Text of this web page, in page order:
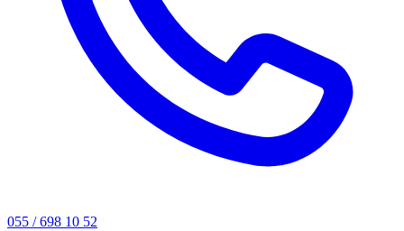
055 / 698 10 52